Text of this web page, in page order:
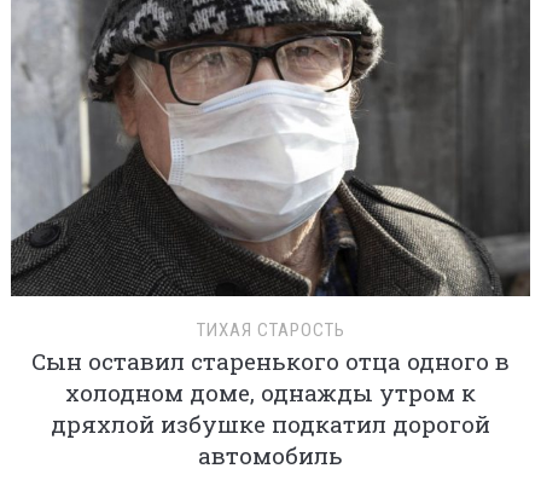
ТИХАЯ СТАРОСТЬ
Сын оставил старенького отца одного в
холодном доме, однажды утром к
дряхлой избушке подкатил дорогой
автомобиль